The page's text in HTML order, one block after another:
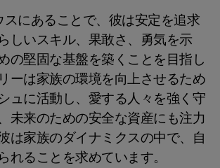
にあることで、彼は安定を追求
しいスキル、果敢さ、勇気を示
の堅固な基盤を築くことを目指し
ーは家族の環境を向上させるため
ュに活動し、愛する人々を強く守
未来のための安全な資産にも注力
は家族のダイナミクスの中で、自
れることを求めています。